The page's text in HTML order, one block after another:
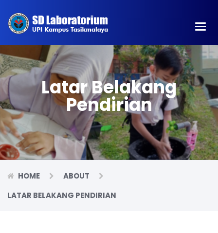
Main
Latar Belakang
Pendirian
HOME
ABOUT
LATAR BELAKANG PENDIRIAN